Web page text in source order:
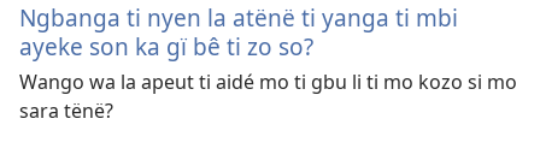
Ngbanga ti nyen la atënë ti yanga ti mbi
ayeke son ka gï bê ti zo so?
Wango wa la apeut ti aidé mo ti gbu li ti mo kozo si mo
sara tënë?